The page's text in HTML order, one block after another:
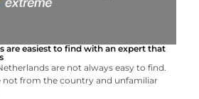
are easiest to find with an expert that
are not always easy to find.
not from the country and unfamiliar